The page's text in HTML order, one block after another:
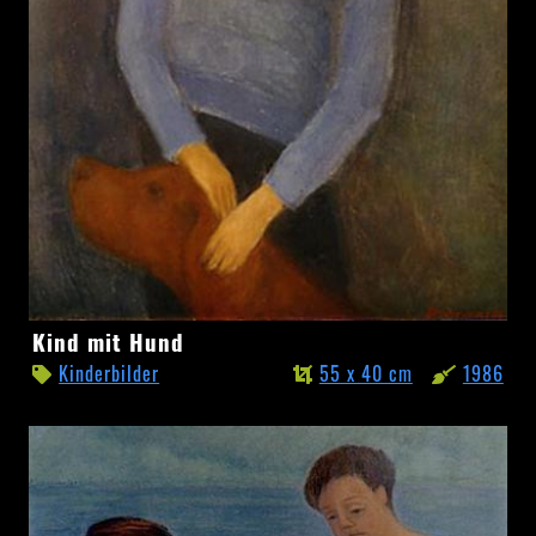
Kind
mit
Hund
Kind mit Hund
Kinderbilder 1986
55 x 40 cm